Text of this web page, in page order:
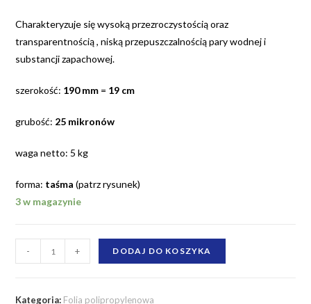
Charakteryzuje się wysoką przezroczystością oraz
transparentnością , niską przepuszczalnością pary wodnej i
substancji zapachowej.
szerokość: 190 mm = 19 cm
grubość: 25 mikronów
waga netto: 5 kg
forma: taśma (patrz rysunek)
3 w magazynie
Folia
190
- + DODAJ DO KOSZYKA
Kategoria: Folia polipropylenowa